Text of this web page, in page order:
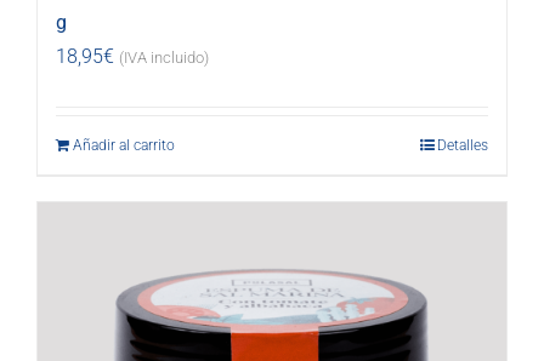
g
18,95€ (IVA incluido)
Añadir al carrito Detalles